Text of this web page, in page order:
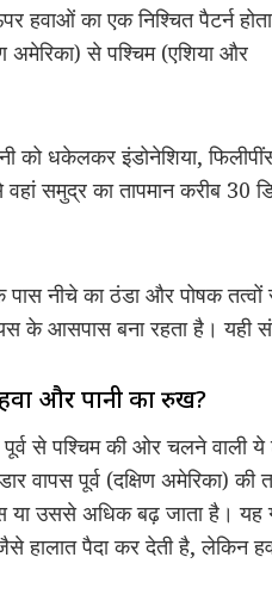
हवाओं का एक निश्चित पैटर्न
अमेरिका) से पश्चिम (एशिया और
को धकेलकर इंडोनेशिया,
समुद्र का तापमान करीब 30
पास नीचे का ठंडा और पोषक
के आसपास बना रहता है। यही
और पानी का रुख?
पूर्व से पश्चिम की ओर चलने वाली
वापस पूर्व (दक्षिण अमेरिका)
या उससे अधिक बढ़ जाता है। यह
हालात पैदा कर देती है,